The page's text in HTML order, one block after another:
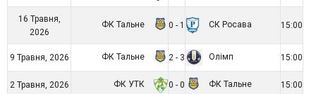
16 Травня,
2026
ФК Тальне 0 - 1 СК Росава 15:00
9 Травня, 2026 ФК Тальне 2 - 3 Олімп 15:00
2 Травня, 2026 ФК УТК 0 - 0 ФК Тальне 15:00